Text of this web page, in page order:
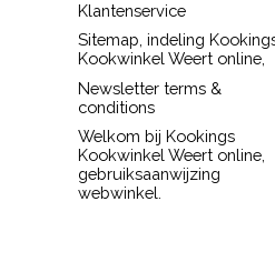
Klantenservice
Sitemap, indeling
Kookwinkel Weert online,
Newsletter terms &
conditions
Welkom bij Kookings
Kookwinkel Weert online,
gebruiksaanwijzing
webwinkel.